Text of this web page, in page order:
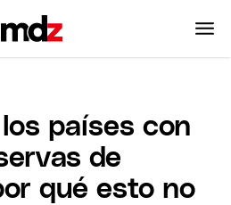
países con
de
qué esto no